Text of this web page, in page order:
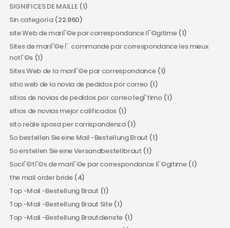
SIGNIFICES DE MAILLE (1)
Sin categoría(22.860)
site Web de mariГ©e par correspondance lГ©gitime(1)
Sites de mariГ©e Г commande par correspondance les mieux
notГ©s(1)
Sites Web de la mariГ©e par correspondance(1)
sitio web de la novia de pedidos por correo(1)
sitios de novias de pedidos por correo legГ­timo(1)
sitios de novias mejor calificados(1)
sito reale sposa per corrispondenza(1)
So bestellen Sie eine Mail -Bestellung Braut (1)
So erstellen Sie eine Versandbestellbraut (1)
SociГ©tГ©s de mariГ©e par correspondance lГ©gitime(1)
the mail order bride(4)
Top -Mail -Bestellung Braut (1)
Top -Mail -Bestellung Braut Site(1)
Top -Mail -Bestellung Brautdienste(1)